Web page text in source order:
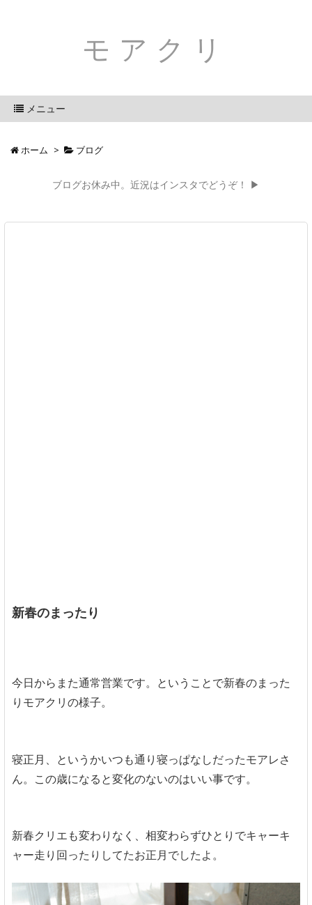
モアクリ
メニュー
ホーム > ブログ
ブログお休み中。近況はインスタでどうぞ！ ▶
新春のまったり
今日からまた通常営業です。ということで新春のまった
りモアクリの様子。
寝正月、というかいつも通り寝っぱなしだったモアレさ
ん。この歳になると変化のないのはいい事です。
新春クリエも変わりなく、相変わらずひとりでキャーキ
ャー走り回ったりしてたお正月でしたよ。